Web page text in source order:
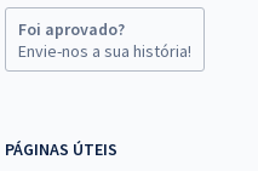
Foi aprovado?
Envie-nos a sua história!
PÁGINAS ÚTEIS